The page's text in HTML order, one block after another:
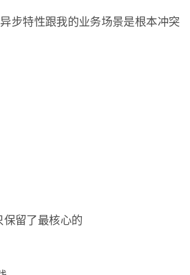
步特性跟我的业务场景是根本冲突
留了最核心的